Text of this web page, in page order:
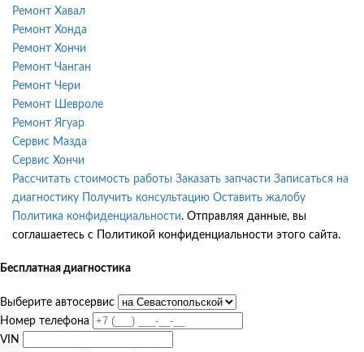
Ремонт Хавал
Ремонт Хонда
Ремонт Хончи
Ремонт Чанган
Ремонт Чери
Ремонт Шевроле
Ремонт Ягуар
Сервис Мазда
Сервис Хончи
Рассчитать стоимость работы Заказать запчасти Записаться на
диагностику
Получить консультацию Оставить жалобу
Политика конфиденциальности. Отправляя данные, вы
соглашаетесь с Политикой конфиденциальности этого сайта.
Бесплатная диагностика
Выберите автосервис
Номер телефона
VIN